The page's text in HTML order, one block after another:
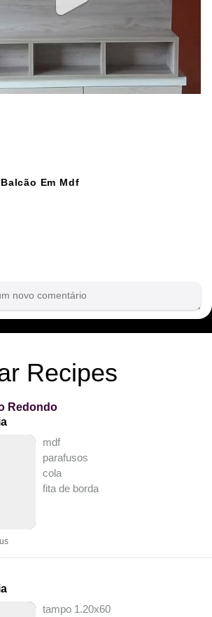
Balcão Em Mdf
Recipes
Redondo
mdf
parafusos
cola
fita de borda
tampo 1.20x60